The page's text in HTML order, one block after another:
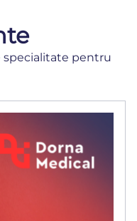
specialitate pentru